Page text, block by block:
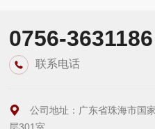
0756-3631186
联系电话
公司地址：广东省珠海市国